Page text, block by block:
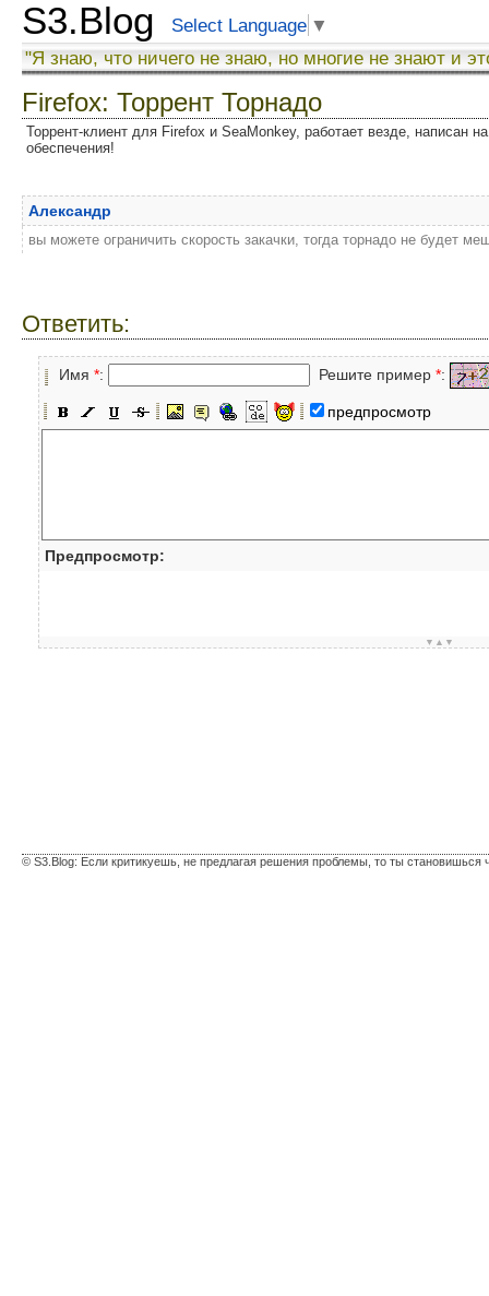
S3.Blog Select Language ▼
"Я знаю, что ничего не знаю, но многие не знают и
Firefox: Торрент Торнадо
Торрент-клиент для Firefox и SeaMonkey, работает везде, написан
обеспечения!
Александр
вы можете ограничить скорость закачки, тогда торнадо не будет
Ответить:
Имя *: Решите пример *:
предпросмотр
Предпросмотр:
▼▲▼
© S3.Blog: Если критикуешь, не предлагая решения проблемы, то ты становишься